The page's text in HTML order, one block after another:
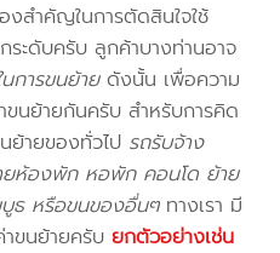
งสำคัญในการตัดสินใจใช้
กระดับครับ ลูกค้าบางท่านอาจ
การขนย้ายดังนั้น เพื่อความ
ขนย้ายกันครับ สำหรับการคิด
นย้ายของทั่วไป รถรับจ้าง
ยห้องพัก หอพัก คอนโด ย้าย
ธ หรือขนของอื่นๆทางเรา มี
าขนย้ายครับยกตัวอย่างเช่น